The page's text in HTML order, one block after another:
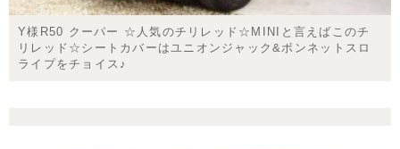
Y様R50 クーパー ☆人気のチリレッド☆MINIと言えばこのチ
リレッド☆シートカバーはユニオンジャック&ボンネットスロ
ライプをチョイス♪